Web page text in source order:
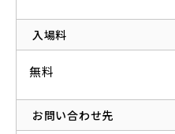
入場料
無料
お問い合わせ先